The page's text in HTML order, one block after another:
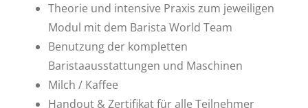
Theorie und intensive Praxis zum jeweiligen
Modul mit dem Barista World Team
Benutzung der kompletten
Baristaausstattungen und Maschinen
Milch / Kaffee
Handout & Zertifikat für alle Teilnehmer